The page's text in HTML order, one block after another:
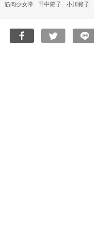
筋肉少女帯 田中陽子 小川範子